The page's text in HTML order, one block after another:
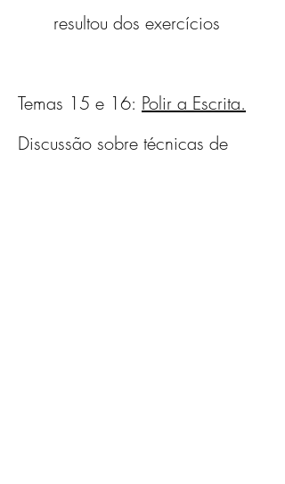
resultou dos exercícios
Temas 15 e 16: Polir a Escrita.
Discussão sobre técnicas de